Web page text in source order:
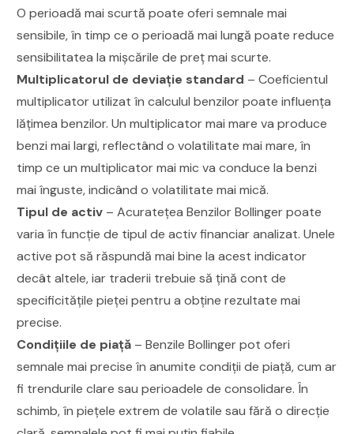
O perioadă mai scurtă poate oferi semnale mai
sensibile, în timp ce o perioadă mai lungă poate reduce
sensibilitatea la mișcările de preț mai scurte.
Multiplicatorul de deviație standard – Coeficientul
multiplicator utilizat în calculul benzilor poate influența
lățimea benzilor. Un multiplicator mai mare va produce
benzi mai largi, reflectând o volatilitate mai mare, în
timp ce un multiplicator mai mic va conduce la benzi
mai înguste, indicând o volatilitate mai mică.
Tipul de activ – Acuratețea Benzilor Bollinger poate
varia în funcție de tipul de activ financiar analizat. Unele
active pot să răspundă mai bine la acest indicator
decât altele, iar traderii trebuie să țină cont de
specificitățile pieței pentru a obține rezultate mai
precise.
Condițiile de piață – Benzile Bollinger pot oferi
semnale mai precise în anumite condiții de piață, cum ar
fi trendurile clare sau perioadele de consolidare. În
schimb, în piețele extrem de volatile sau fără o direcție